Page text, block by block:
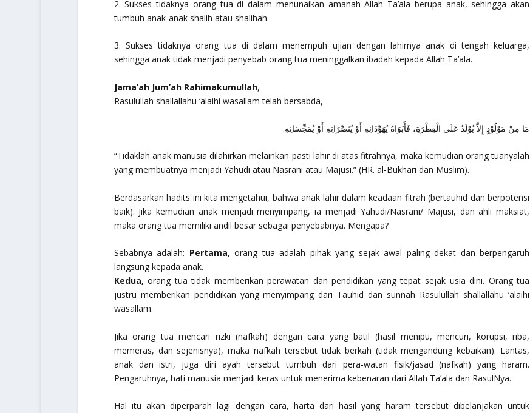
2. Sukses tidaknya orang tua di dalam menunaikan amanah Allah Ta’ala berupa anak, sehingga akan
tumbuh anak-anak shalih atau shalihah.
3. Sukses tidaknya orang tua di dalam menempuh ujian dengan lahirnya anak di tengah keluarga,
sehingga anak tidak menjadi penyebab orang tua meninggalkan ibadah kepada Allah Ta’ala.
Jama’ah Jum’ah Rahimakumullah,
Rasulullah shallallahu ‘alaihi wasallam telah bersabda,
مَا مِنْ مَوْلُوْدٍ إِلاَّ يُوْلَدُ عَلَى الْفِطْرَةِ، فَأَبَوَاهُ يُهَوِّدَانِهِ أَوْ يُنَصِّرَانِهِ أَوْ يُمَجِّسَانِهِ.
“Tidaklah anak manusia dilahirkan melainkan pasti lahir di atas fitrahnya, maka kemudian orang tuanyalah
yang membuatnya menjadi Yahudi atau Nasrani atau Majusi.”(HR. al-Bukhari dan Muslim).
Berdasarkan hadits ini kita mengetahui, bahwa anak lahir dalam keadaan fitrah (bertauhid dan berpotensi
baik). Jika kemudian anak menjadi menyimpang, ia menjadi Yahudi/Nasrani/ Majusi, dan ahli maksiat,
maka orang tua memiliki andil besar sebagai penyebabnya. Mengapa?
Sebabnya adalah: Pertama, orang tua adalah pihak yang sejak awal paling dekat dan berpengaruh
langsung kepada anak.
Kedua, orang tua tidak memberikan perawatan dan pendidikan yang tepat sejak usia dini. Orang tua
justru memberikan pendidikan yang menyimpang dari Tauhid dan sunnah Rasulullah shallallahu ‘alaihi
wasallam.
Jika orang tua mencari rizki (nafkah) dengan cara yang batil (hasil menipu, mencuri, korupsi, riba,
memeras, dan sejenisnya), maka nafkah tersebut tidak berkah (tidak mengandung kebaikan). Lantas,
anak dan istri, juga diri ayah tersebut tumbuh dari pera-watan fisik/jasad (nafkah) yang haram.
Pengaruhnya, hati manusia menjadi keras untuk menerima kebenaran dari Allah Ta’ala dan RasulNya.
Hal itu akan diperparah lagi dengan cara, harta dari hasil yang haram tersebut dibelanjakan untuk